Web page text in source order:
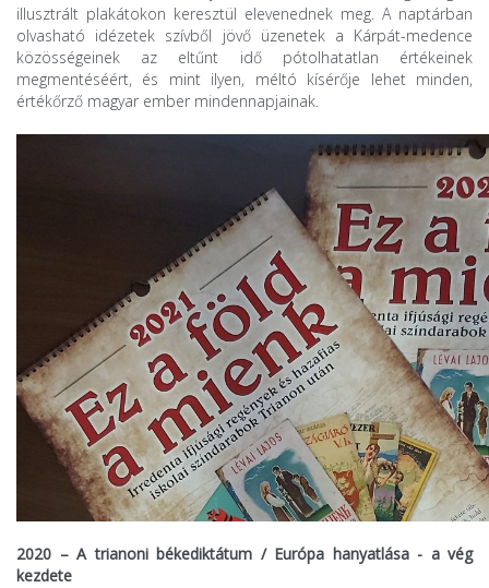
illusztrált plakátokon keresztül elevenednek meg. A naptárban
olvasható idézetek szívből jövő üzenetek a Kárpát-medence
közösségeinek az eltűnt idő pótolhatatlan értékeinek
megmentéséért, és mint ilyen, méltó kísérője lehet minden,
értékőrző magyar ember mindennapjainak.
2020 – A trianoni békediktátum / Európa hanyatlása - a vég
kezdete